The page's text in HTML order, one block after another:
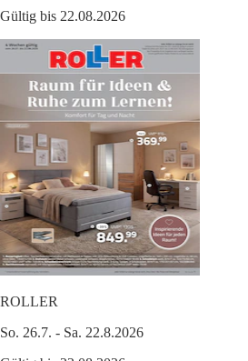
Gültig bis 22.08.2026
ROLLER
So. 26.7. - Sa. 22.8.2026